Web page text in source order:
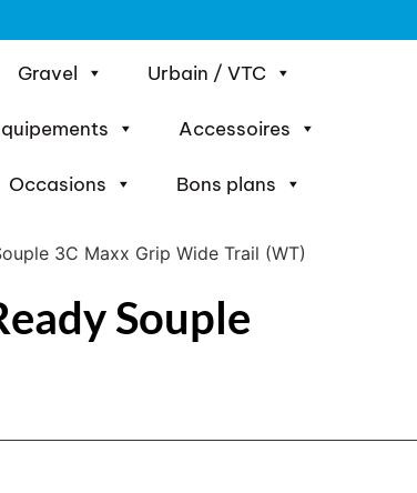
Gravel Urbain / VTC
Accessoires
Occasions Bons plans
3C Maxx Grip Wide Trail (WT)
Souple